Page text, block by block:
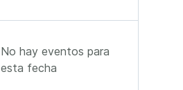
No hay eventos para
esta fecha